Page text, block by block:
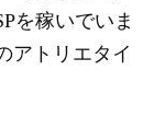
を稼いでいま
アトリエタイ